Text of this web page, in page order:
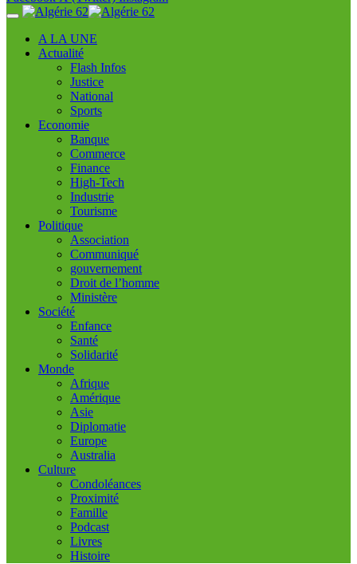
A LA UNE
Actualité
Flash Infos
Justice
National
Sports
Economie
Banque
Commerce
Finance
High-Tech
Industrie
Tourisme
Politique
Association
Communiqué
gouvernement
Droit de l’homme
Ministère
Société
Enfance
Santé
Solidarité
Monde
Afrique
Amérique
Asie
Diplomatie
Europe
Australia
Culture
Condoléances
Proximité
Famille
Podcast
Livres
Histoire